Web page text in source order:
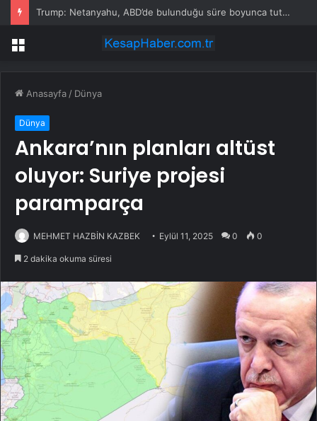
Trump: Netanyahu, ABD’de bulunduğu süre boyunca tutuklanmayacak
Menü
Anasayfa / Dünya
Dünya
Ankara’nın planları altüst
oluyor: Suriye projesi
paramparça
MEHMET HAZBİN KAZBEK Eylül 11, 2025 0 0
2 dakika okuma süresi